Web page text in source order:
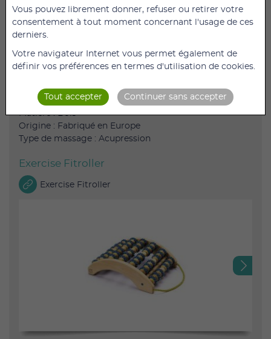
vous satisfera pleinement.
Revigore et stimule
Massage des zones réflexes du pied
Référence 2109
Matière : Bois
Origine : Fabriqué en Europe
Type de massage : Acupression
Exercise Fitroller
Exercise Fitroller
Vous pouvez librement donner, refuser ou retirer votre
consentement à tout moment concernant l'usage de ces
derniers.
Votre navigateur Internet vous permet également de
définir vos préférences en termes d'utilisation de cookies.
Tout accepter Continuer sans accepter